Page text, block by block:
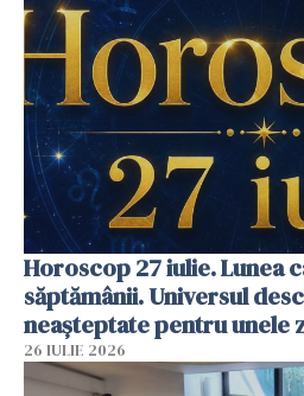
Horoscop 27 iulie. Lunea
săptămânii. Universul
neașteptate pentru unele
26 IULIE 2026